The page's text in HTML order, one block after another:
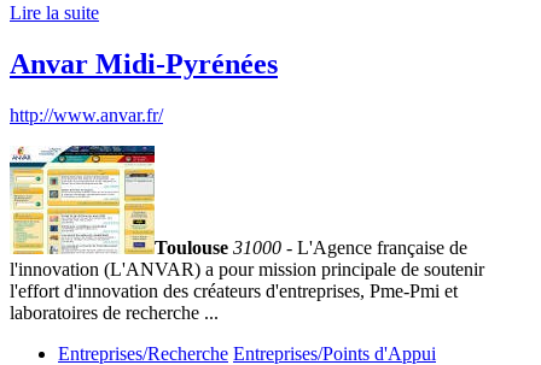
Lire la suite
Anvar Midi-Pyrénées
http://www.anvar.fr/
Toulouse 31000 - L'Agence française de
l'innovation (L'ANVAR) a pour mission principale de soutenir
l'effort d'innovation des créateurs d'entreprises, Pme-Pmi et
laboratoires de recherche ...
Entreprises/Recherche Entreprises/Points d'Appui